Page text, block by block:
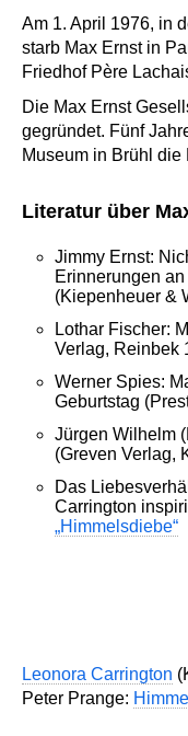
Am 1. April 1976, in
starb Max Ernst in
Friedhof Père
Die Max Ernst
gegründet. Fünf
Museum in Brühl die
Literatur über
Jimmy Ernst:
Erinnerungen
(Kiepenheuer &
Lothar Fischer:
Verlag, Reinbek
Werner Spies:
Geburtstag
Jürgen Wilhelm
(Greven Verlag,
Das
Carrington
„Himmelsdiebe“
Leonora Carrington
Peter Prange: